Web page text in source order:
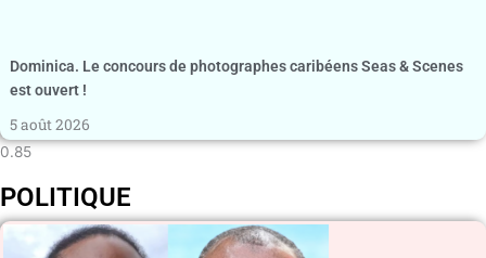
Dominica. Le concours de photographes caribéens Seas & Scenes
est ouvert !
5 août 2026
POLITIQUE